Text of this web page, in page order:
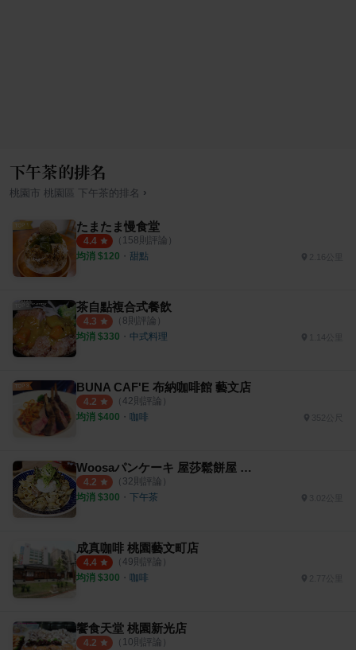
下午茶的排名
桃園市 桃園區 下午茶的排名 ›
たまたま慢食堂
4.4 （ 158則評論）
均消 $120 ・ 甜點
茶自點複合式餐飲
4.3 （ 8則評論）
均消 $330 ・ 中式料理 1.14公里
BUNA CAF'E 布納咖啡館 藝文店
4.2 （ 42則評論）
均消 $400 ・ 咖啡 352公尺
Woosaパンケーキ 屋莎鬆餅屋 桃園三越站前店
4.2 （ 32則評論）
均消 $300 ・ 下午茶
成真咖啡 桃園藝文町店
4.4 （ 49則評論）
均消 $300 ・ 咖啡
饗食天堂 桃園新光店
4.2 （ 10則評論）